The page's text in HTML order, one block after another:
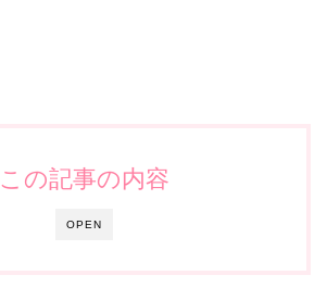
OPEN
この記事の内容